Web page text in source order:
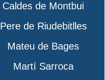
Caldes de Montbui
Pere de Riudebitlles
Mateu de Bages
Martí Sarroca